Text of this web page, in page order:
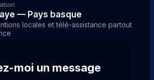
— Pays basque
locales et télé-assistance partout
moi un message